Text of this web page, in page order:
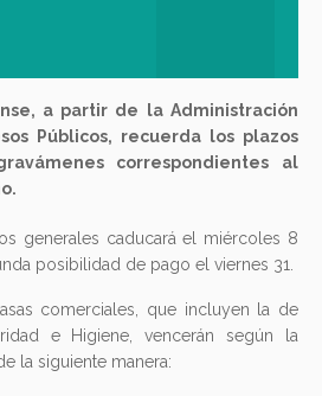
a partir de la Administración
Públicos, recuerda los plazos
correspondientes al
generales caducará el miércoles 8
posibilidad de pago el viernes 31.
comerciales, que incluyen la de
e Higiene, vencerán según la
la siguiente manera: